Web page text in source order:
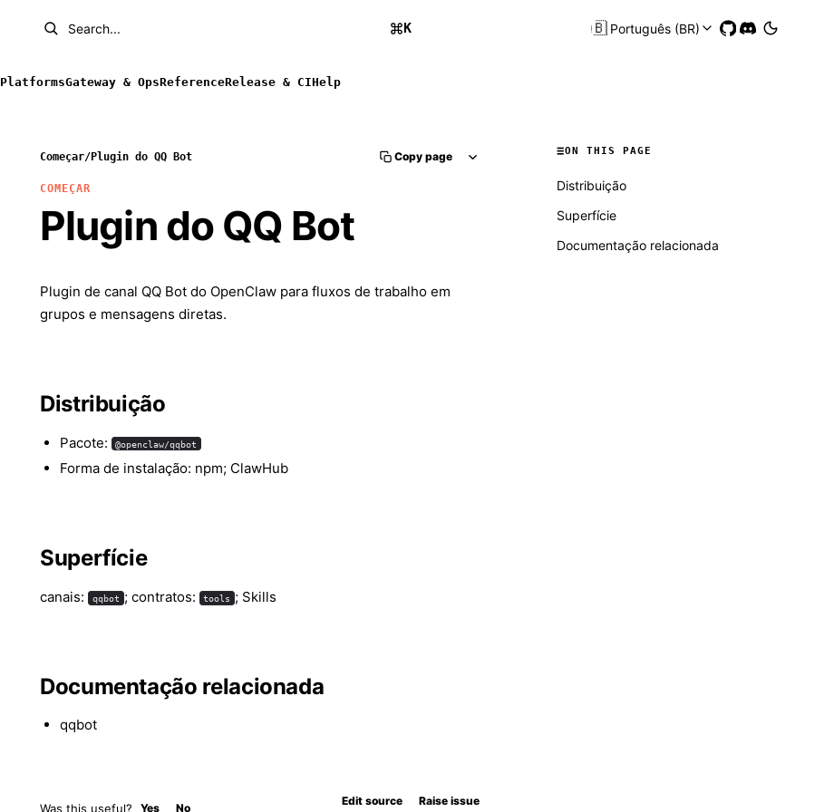
Search... K 🇧🇷Português (BR)
PlatformsGateway & OpsReferenceRelease & CIHelp
Começar/Plugin do QQ Bot Copy page
COMEÇAR
Plugin do QQ Bot
Plugin de canal QQ Bot do OpenClaw para fluxos de trabalho em
grupos e mensagens diretas.
Distribuição
Pacote: @openclaw/qqbot
Forma de instalação: npm; ClawHub
Superfície
canais: qqbot ; contratos: tools ; Skills
Documentação relacionada
qqbot
Was this useful? Yes No
Edit source Raise issue
ON THIS PAGE
Distribuição
Superfície
Documentação relacionada